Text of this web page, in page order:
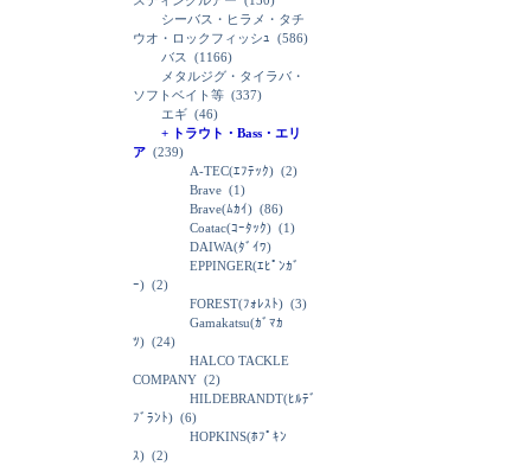
シーバス・ヒラメ・タチ
ウオ・ロックフィッシｭ (586)
バス
(1166)
メタルジグ・タイラバ・
ソフトベイト等 (337)
エギ (46)
+ トラウト・Bass・エリ
ア (239)
A-TEC(ｴﾌﾃｯｸ) (2)
Brave (1)
Brave(ﾑｶｲ) (86)
Coatac(ｺｰﾀｯｸ) (1)
DAIWA(ﾀﾞｲﾜ)
EPPINGER(ｴﾋﾟﾝｶﾞ
ｰ) (2)
FOREST(ﾌｫﾚｽﾄ) (3)
Gamakatsu(ｶﾞﾏｶ
ﾂ) (24)
HALCO TACKLE
COMPANY (2)
HILDEBRANDT(ﾋﾙﾃﾞ
ﾌﾞﾗﾝﾄ) (6)
HOPKINS(ﾎﾌﾟｷﾝ
ｽ) (2)